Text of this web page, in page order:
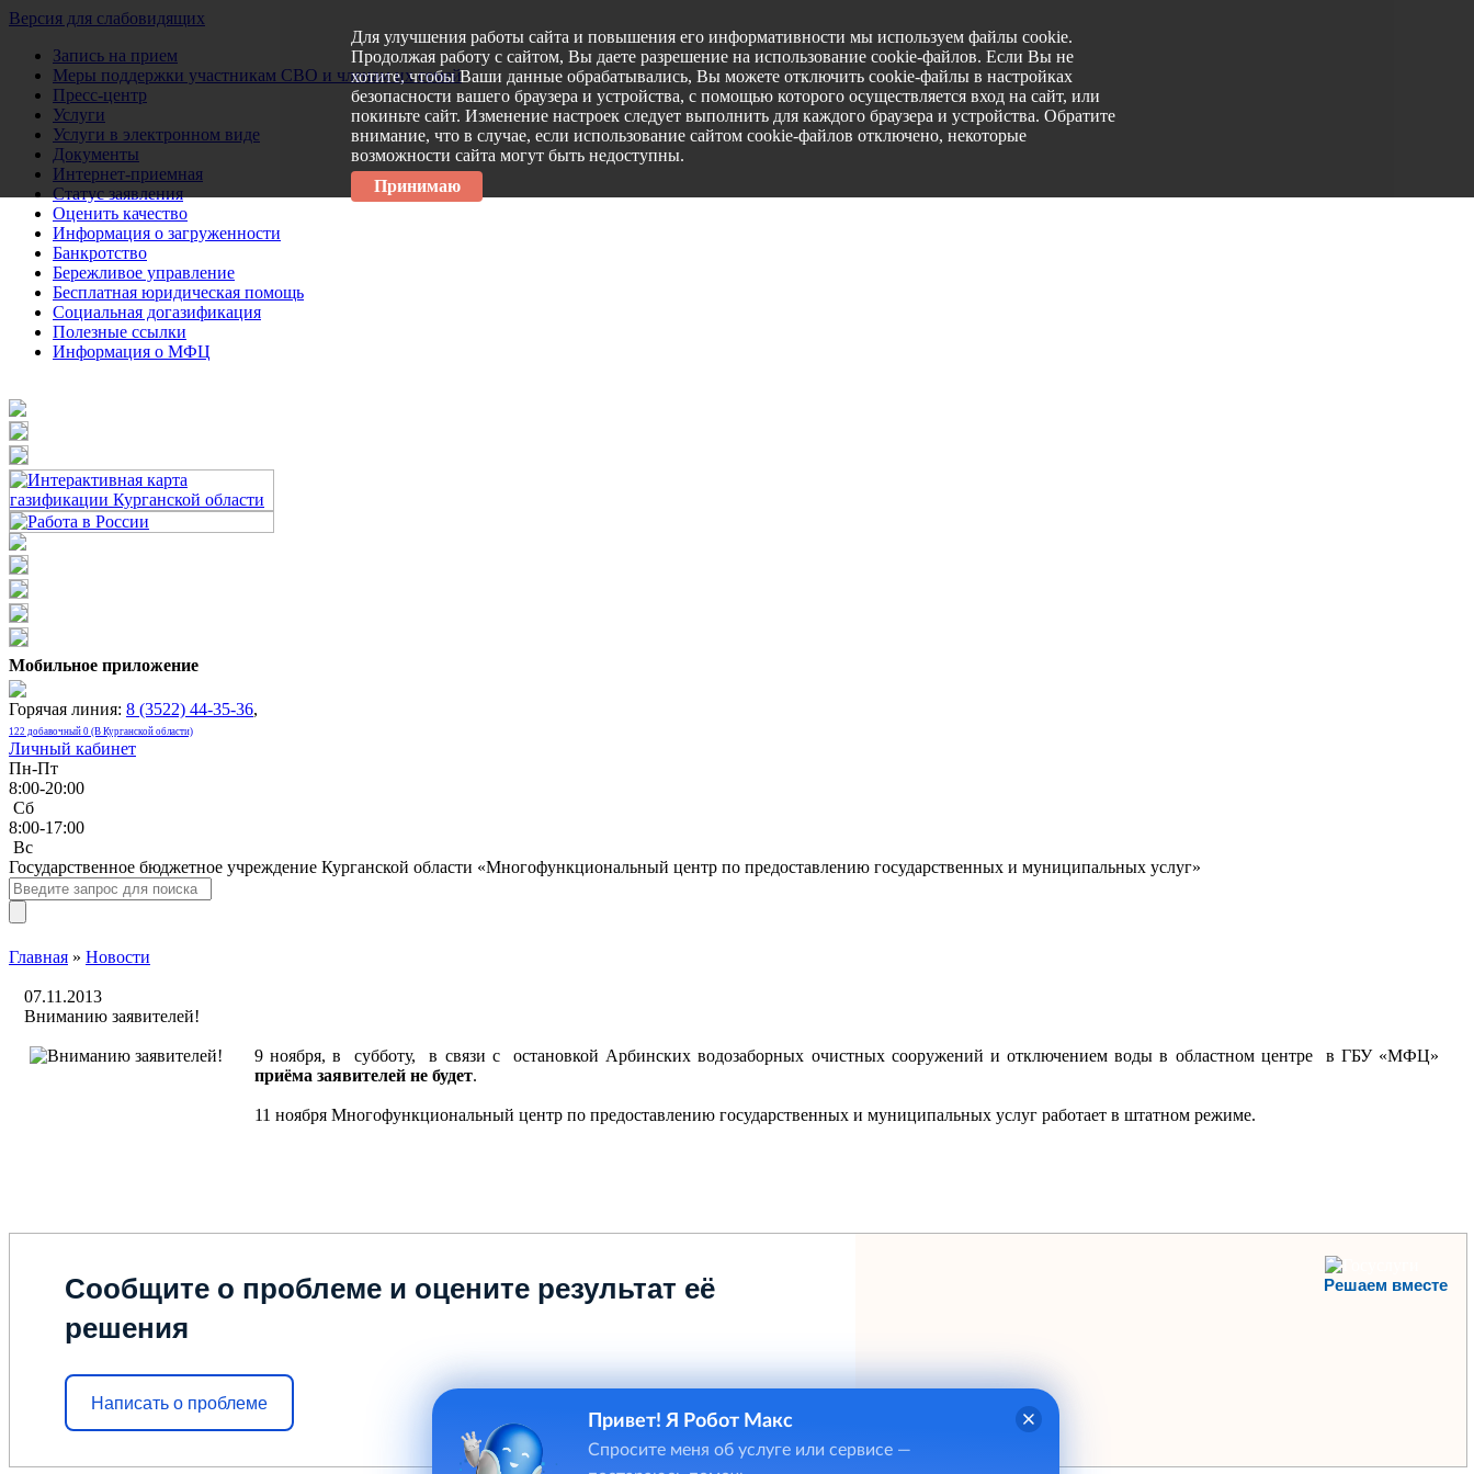
Версия для слабовидящих
Запись на прием
Меры поддержки участникам СВО и членам их семей
Пресс-центр
Услуги
Услуги в электронном виде
Документы
Интернет-приемная
Статус заявления
Оценить качество
Информация о загруженности
Банкротство
Бережливое управление
Бесплатная юридическая помощь
Социальная догазификация
Полезные ссылки
Информация о МФЦ
Мобильное приложение
Горячая линия: 8 (3522) 44-35-36,
122 добавочный 0 (В Курганской области)
Личный кабинет
Пн-Пт
8:00-20:00
Сб
8:00-17:00
Bc
Государственное бюджетное учреждение Курганской области «Многофункциональный центр по предоставлению государственных и муниципальных услуг»
Главная » Новости
07.11.2013
Вниманию заявителей!
9 ноября, в субботу, в связи с остановкой Арбинских водозаборных очистных сооружений и отключением воды в областном центре в ГБУ «МФЦ»
приёма заявителей не будет.
11 ноября Многофункциональный центр по предоставлению государственных и муниципальных услуг работает в штатном режиме.
Решаем вместе
Сообщите о проблеме и оцените результат её
решения
Написать о проблеме
Для улучшения работы сайта и повышения его информативности мы используем файлы cookie.
Продолжая работу с сайтом, Вы даете разрешение на использование cookie-файлов. Если Вы не
хотите, чтобы Ваши данные обрабатывались, Вы можете отключить cookie-файлы в настройках
безопасности вашего браузера и устройства, с помощью которого осуществляется вход на сайт, или
покиньте сайт. Изменение настроек следует выполнить для каждого браузера и устройства. Обратите
внимание, что в случае, если использование сайтом cookie-файлов отключено, некоторые
возможности сайта могут быть недоступны.
Принимаю
Привет! Я Робот Макс
Спросите меня об услуге или сервисе —